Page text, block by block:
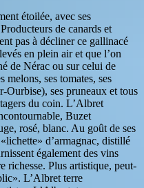
étoilée, avec ses
de canards et
pas à décliner ce gallinacé
en plein air et que l’on
de Nérac ou sur celui de
melons, ses tomates, ses
Ourbise), ses pruneaux et tous
du coin. L’Albret
Buzet
rosé, blanc. Au goût de ses
d’armagnac, distillé
également des vins
richesse. Plus artistique, peut-
L’Albret terre